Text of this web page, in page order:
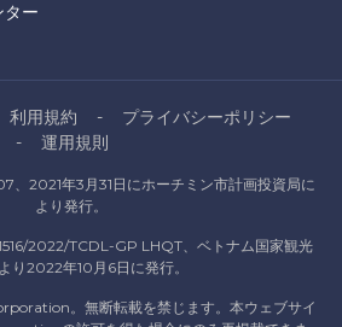
ー
利用規約
プライバシーポリシー
運用規則
、2021年3月31日にホーチミン市計画投資局に
より発行。
2022/TCDL-GP LHQT、ベトナム国家観光
り2022年10月6日に発行。
。無断転載を禁じます。本ウェブサイ